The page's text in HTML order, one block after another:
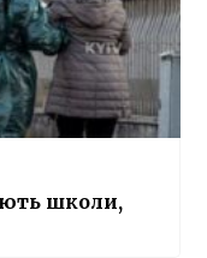
школи,